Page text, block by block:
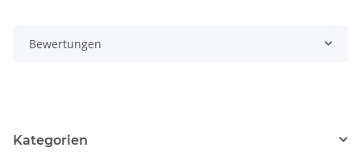
Bewertungen
Kategorien